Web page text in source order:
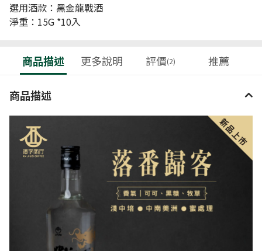
選用酒款：黑金龍戰酒
淨重：15G *10入
商品描述 更多說明 評價(2) 推薦
商品描述